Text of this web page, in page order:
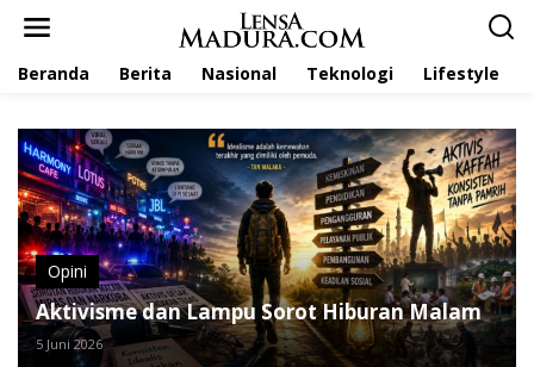
Beranda Berita Nasional Teknologi Lifestyle
Opini
Aktivisme dan Lampu Sorot Hiburan Malam
5 Juni 2026